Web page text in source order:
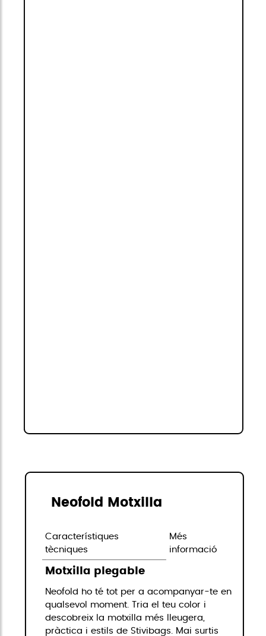
Neofold Motxilla
Característiques
tècniques
Més
informació
Motxilla plegable
Neofold ho té tot per a acompanyar-te en
qualsevol moment. Tria el teu color i
descobreix la motxilla més lleugera,
pràctica i estils de Stivibags. Mai surtis